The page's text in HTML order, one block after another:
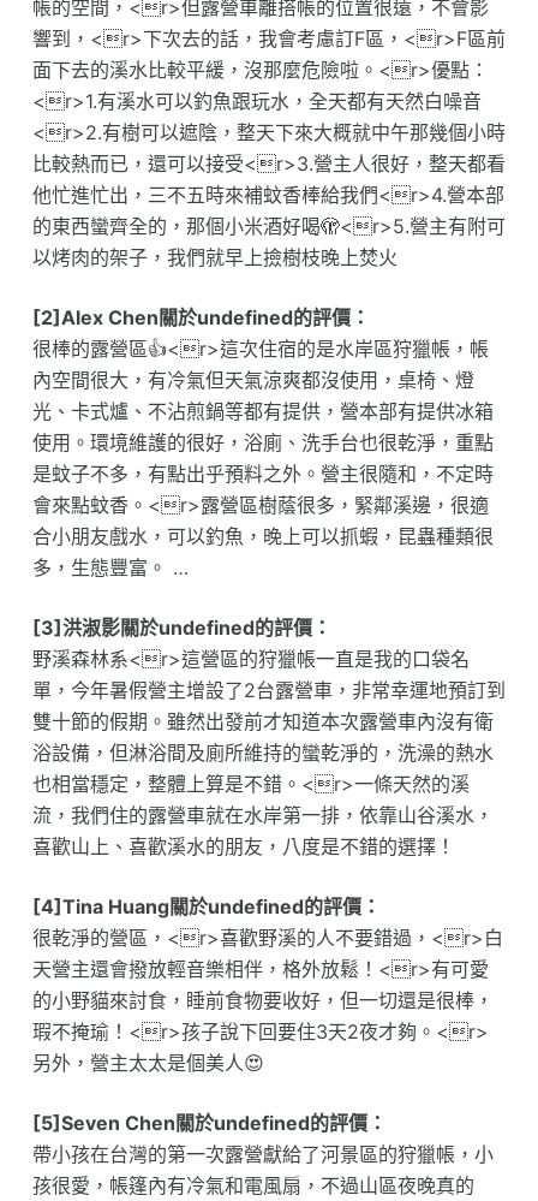
帳的空間，<r>但露營車離搭帳的位置很遠，不會影
響到，<r>下次去的話，我會考慮訂F區，<r>F區前
面下去的溪水比較平緩，沒那麼危險啦。<r>優點：
<r>1.有溪水可以釣魚跟玩水，全天都有天然白噪音
<r>2.有樹可以遮陰，整天下來大概就中午那幾個小時
比較熱而已，還可以接受<r>3.營主人很好，整天都看
他忙進忙出，三不五時來補蚊香棒給我們<r>4.營本部
的東西蠻齊全的，那個小米酒好喝🫣<r>5.營主有附可
以烤肉的架子，我們就早上撿樹枝晚上焚火
[2]Alex Chen關於undefined的評價：
很棒的露營區👍<r>這次住宿的是水岸區狩獵帳，帳
內空間很大，有冷氣但天氣涼爽都沒使用，桌椅、燈
光、卡式爐、不沾煎鍋等都有提供，營本部有提供冰箱
使用。環境維護的很好，浴廁、洗手台也很乾淨，重點
是蚊子不多，有點出乎預料之外。營主很隨和，不定時
會來點蚊香。<r>露營區樹蔭很多，緊鄰溪邊，很適
合小朋友戲水，可以釣魚，晚上可以抓蝦，昆蟲種類很
多，生態豐富。 …
[3]洪淑影關於undefined的評價：
野溪森林系<r>這營區的狩獵帳一直是我的口袋名
單，今年暑假營主增設了2台露營車，非常幸運地預訂到
雙十節的假期。雖然出發前才知道本次露營車內沒有衛
浴設備，但淋浴間及廁所維持的蠻乾淨的，洗澡的熱水
也相當穩定，整體上算是不錯。<r>一條天然的溪
流，我們住的露營車就在水岸第一排，依靠山谷溪水，
喜歡山上、喜歡溪水的朋友，八度是不錯的選擇！
[4]Tina Huang關於undefined的評價：
很乾淨的營區，<r>喜歡野溪的人不要錯過，<r>白
天營主還會撥放輕音樂相伴，格外放鬆！<r>有可愛
的小野貓來討食，睡前食物要收好，但一切還是很棒，
瑕不掩瑜！<r>孩子說下回要住3天2夜才夠。<r>
另外，營主太太是個美人😍
[5]Seven Chen關於undefined的評價：
帶小孩在台灣的第一次露營獻給了河景區的狩獵帳，小
孩很愛，帳篷內有冷氣和電風扇，不過山區夜晚真的